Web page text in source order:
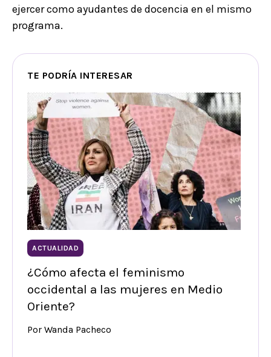
ejercer como ayudantes de docencia en el mismo
programa.
TE PODRÍA INTERESAR
ACTUALIDAD
¿Cómo afecta el feminismo
occidental a las mujeres en Medio
Oriente?
Por Wanda Pacheco